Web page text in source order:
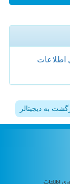
اطلاعات
به دیجیتالر
اطلاعات